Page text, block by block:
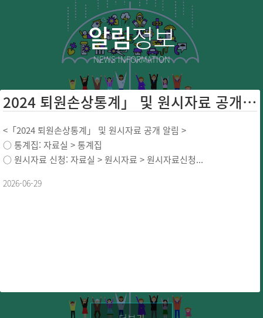
알림정보
NEWS INFORMATION
2024 퇴원손상통계」 및 원시자료 공개 ...
<「2024 퇴원손상통계」 및 원시자료 공개 알림 >
○ 통계집: 자료실 > 통계집
○ 원시자료 신청: 자료실 > 원시자료 > 원시자료신청...
2026-06-29